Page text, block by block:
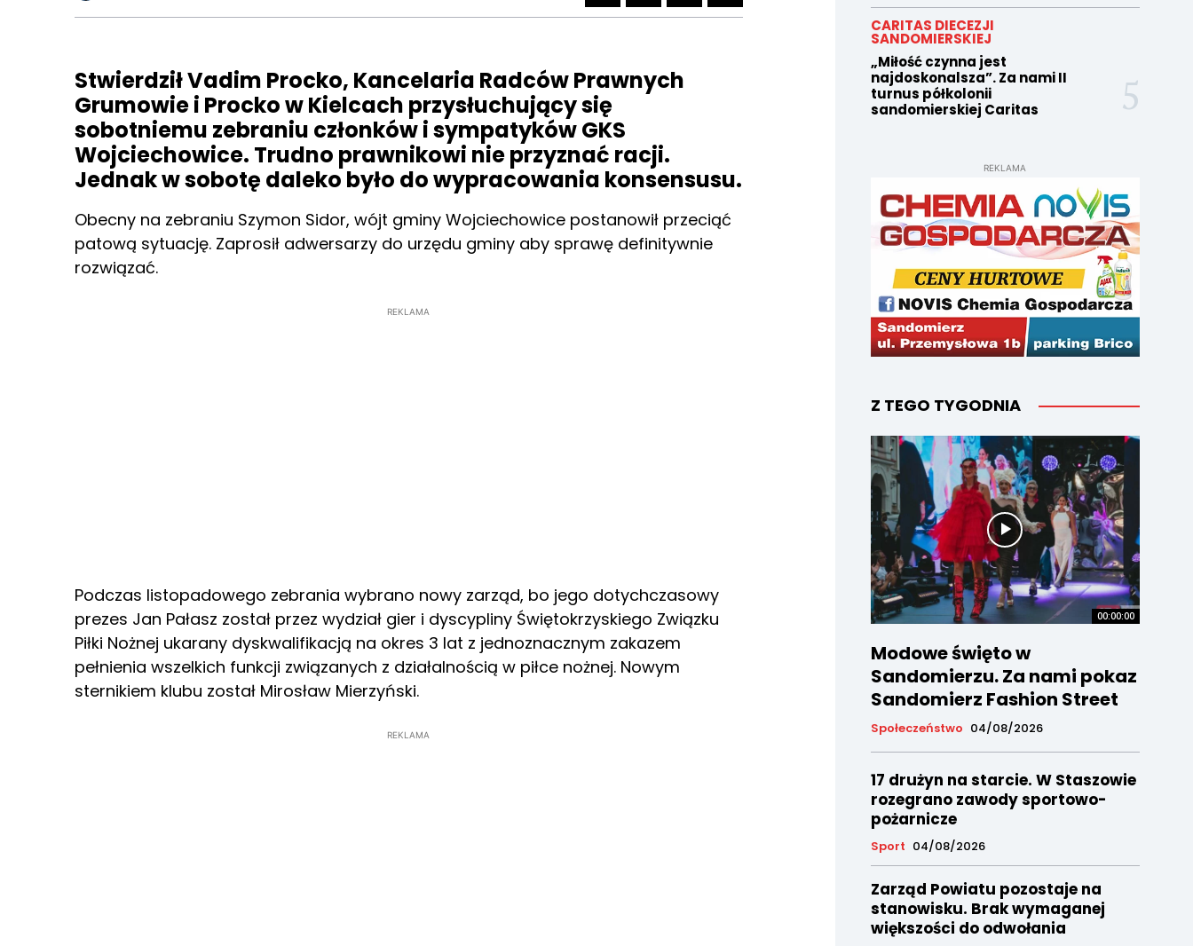
Stwierdził Vadim Procko, Kancelaria Radców Prawnych
Grumowie i Procko w Kielcach przysłuchujący się
sobotniemu zebraniu członków i sympatyków GKS
Wojciechowice. Trudno prawnikowi nie przyznać racji.
Jednak w sobotę daleko było do wypracowania konsensusu.
Obecny na zebraniu Szymon Sidor, wójt gminy Wojciechowice postanowił przeciąć
patową sytuację. Zaprosił adwersarzy do urzędu gminy aby sprawę definitywnie
rozwiązać.
REKLAMA
Podczas listopadowego zebrania wybrano nowy zarząd, bo jego dotychczasowy
prezes Jan Pałasz został przez wydział gier i dyscypliny Świętokrzyskiego Związku
Piłki Nożnej ukarany dyskwalifikacją na okres 3 lat z jednoznacznym zakazem
pełnienia wszelkich funkcji związanych z działalnością w piłce nożnej. Nowym
sternikiem klubu został Mirosław Mierzyński.
REKLAMA
CARITAS DIECEZJI
SANDOMIERSKIEJ
„Miłość czynna jest
najdoskonalsza”. Za nami II
turnus półkolonii
sandomierskiej Caritas
REKLAMA
Z TEGO TYGODNIA
00:00:00
Modowe święto w
Sandomierzu. Za nami pokaz
Sandomierz Fashion Street
Społeczeństwo 04/08/2026
17 drużyn na starcie. W Staszowie
rozegrano zawody sportowo-
pożarnicze
Sport 04/08/2026
Zarząd Powiatu pozostaje na
stanowisku. Brak wymaganej
większości do odwołania